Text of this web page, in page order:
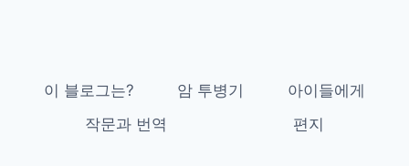
이 블로그는? 암 투병기
아이들에게
작문과 번역
편지